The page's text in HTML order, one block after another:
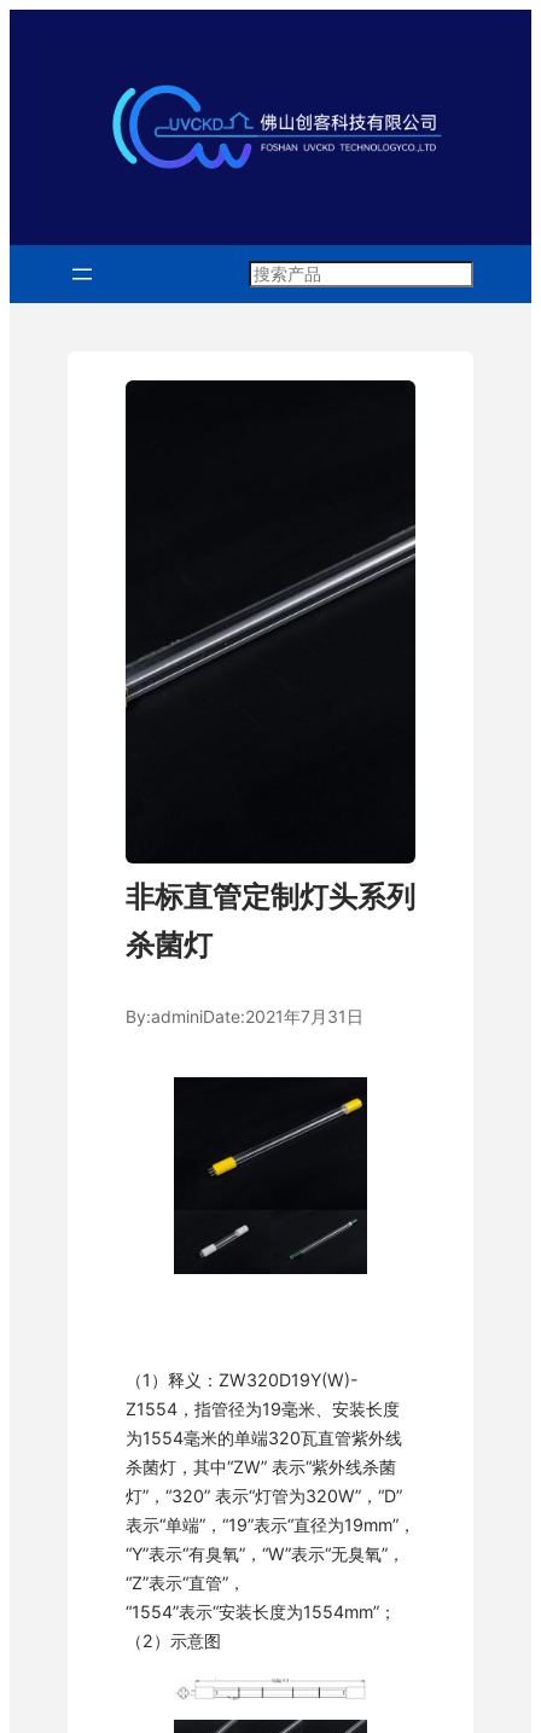
Search
非标直管定制灯头系列
杀菌灯
By:adminiDate:2021年7月31日
（1）释义：ZW320D19Y(W)-
Z1554，指管径为19毫米、安装长度
为1554毫米的单端320瓦直管紫外线
杀菌灯，其中“ZW” 表示“紫外线杀菌
灯”，“320” 表示“灯管为320W”，“D”
表示“单端”，“19”表示“直径为19mm”，
“Y”表示“有臭氧”，“W”表示“无臭氧”，
“Z”表示“直管”，
“1554”表示“安装长度为1554mm”；
（2）示意图